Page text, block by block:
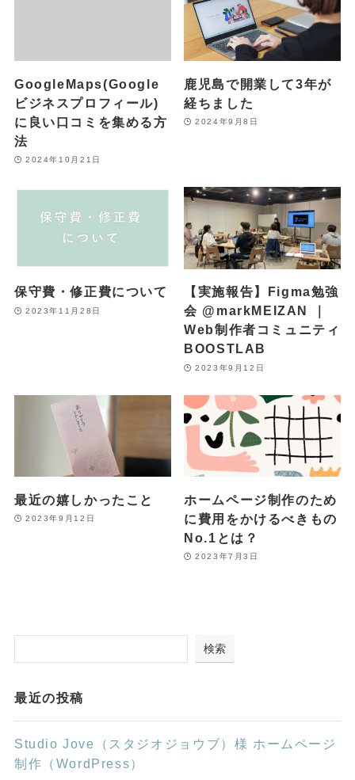
GoogleMaps(Google
ビジネスプロフィール)
に良い口コミを集める方
法
2024年10月21日
鹿児島で開業して3年が
経ちました
2024年9月8日
保守費・修正費について
2023年11月28日
【実施報告】Figma勉強
会 @markMEIZAN ｜
Web制作者コミュニティ
BOOSTLAB
2023年9月12日
最近の嬉しかったこと
2023年9月12日
ホームページ制作のため
に費用をかけるべきもの
No.1とは？
2023年7月3日
検索
最近の投稿
Studio Jove（スタジオジョウブ）様 ホームページ
制作（WordPress）